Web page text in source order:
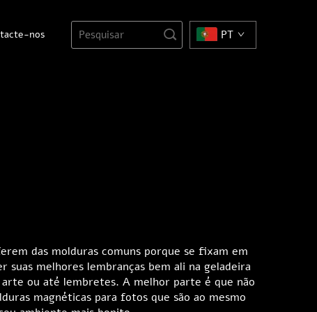
nos PT
das molduras comuns porque se fixam em
melhores lembranças bem ali na geladeira
ou até lembretes. A melhor parte é que não
magnéticas para fotos que são ao mesmo